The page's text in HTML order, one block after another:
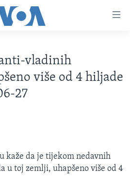
DRŽAVE
vladinih
više od 4 hiljade
27
kaže da je tijekom nedavnih
u toj zemlji, uhapšeno više od 4